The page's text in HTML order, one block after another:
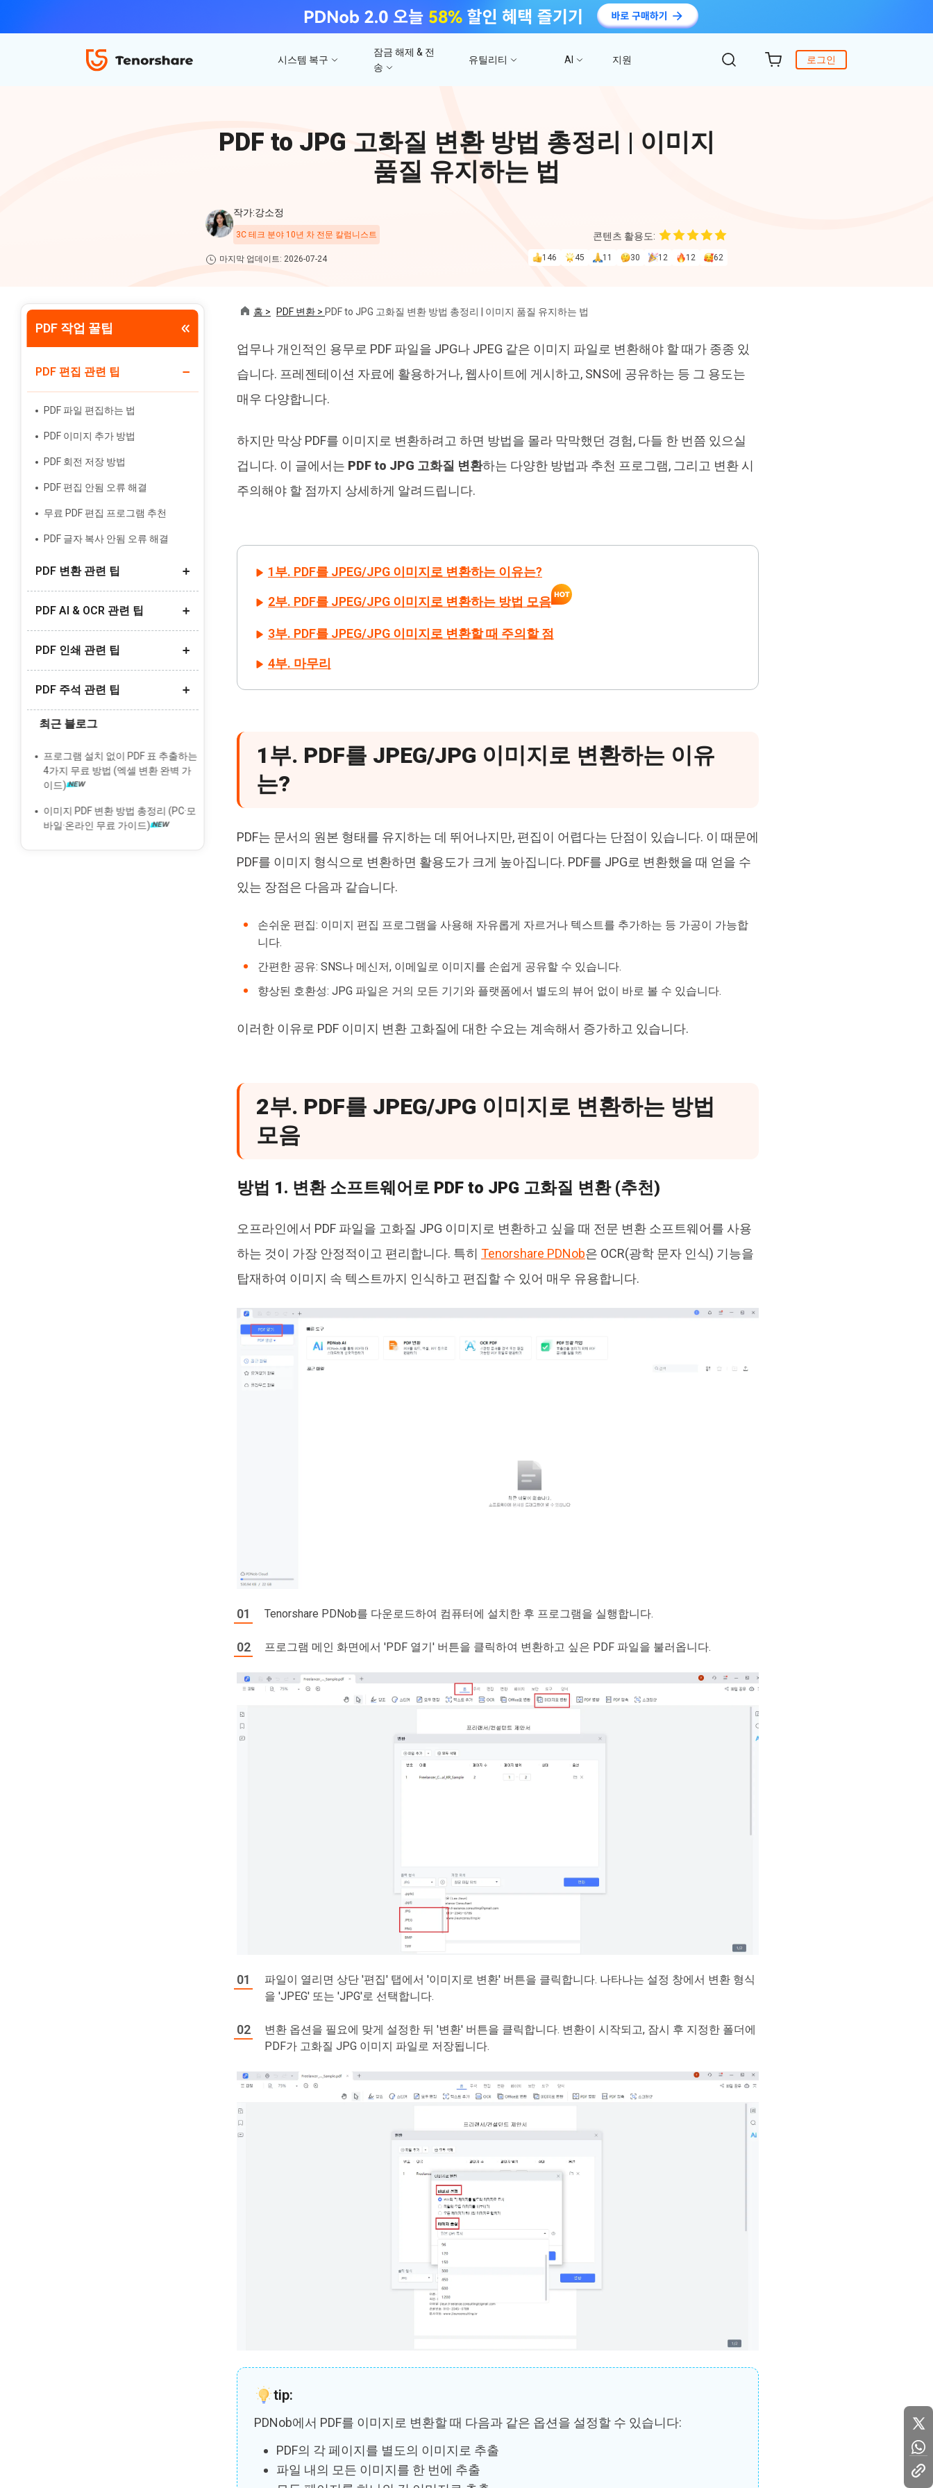
iAnyGo
로그인
시스템 복구
iOS 18 베타 포함 150개 이상 iOS 시스템 이
아이폰/아이패드 데이터 복구&
iTunes/iCloud 백업 복구
아이폰/안드로이드 WhatsApp 데이터 복구
ReiBoot - Android 시스템 복구
A-B-C 처럼 안드로이드 시스템 복구 Win/ Mac에서 삭제된 파일 복원
잠금 해제 & 전
송
비밀번호 없이 아이폰/아이패드 잠금해제
안드로이드 아이폰 간에 WhatsApp 데이터
전송
간편한 iOS 데이터 백업 및 관리
4uKey - 안드로이드 잠금 해제
안드로이드 화면 비밀번호&구글 락 제거 안드로이드 아이폰으로 데이터 전송
유틸리티
탈옥 필요없이 위치 조작하기 iTunes 백업 암호 잠금 풀기 몇 분 안에 윈도 문제 해결
간단하고 안전한 시스템 마이그레이션 도구
맥에서 Al를 사용하여 PDF 편집 및 관리
4DDiG 중복 파일 삭제기
AI로 중복 파일 찾기 및 삭제
Tenorshare Cleamio
올인원 맥 정리 & 최적화 도구
AI
4DDIG 비디오 복구
AI로 손상된 비디오 복원
PixPretty AI Photo Editor
무료 AI 사진 편집 도구
지원
문의하기
구독 갱신
PDF to JPG 고화질 변환 방법 총정리 | 이미지
품질 유지하는 법
작가:강소정
3C 테크 분야 10년 차 전문 칼럼니스트
마지막 업데이트: 2026-07-24
콘텐츠 활용도:
146 45 11 30 12 12 62
PDF 작업 꿀팁
PDF 편집 관련 팁
PDF 파일 편집하는 법
PDF 이미지 추가 방법
PDF 회전 저장 방법
PDF 편집 안됨 오류 해결
무료 PDF 편집 프로그램 추천
PDF 글자 복사 안됨 오류 해결
PDF 변환 관련 팁
PDF 링크(URL) 만들기 방법
한글 PDF 변환 방법
한글 PDF 변환 오류 해결
PDF AI & OCR 관련 팁
무료 PDF 요약 AI 도구 추천
딥시크 DeepSeek AI OCR 리뷰
PDF 인쇄 관련 팁
여러 PDF 한번에 인쇄
PDF 소책자 양면 인쇄 하는 법
PDF 주석 관련 팁
PDF에 주석/댓글 추가
PDF에 메모 추가
PDF 형광펜 안될 때 해결법
PDF 서명 넣기 방법
최근 블로그
프로그램 설치 없이 PDF 표 추출하는
4가지 무료 방법 (엑셀 변환 완벽 가
이드)
이미지 PDF 변환 방법 총정리 (PC·모
바일·온라인 무료 가이드)
홈 > PDF 변환 > PDF to JPG 고화질 변환 방법 총정리 | 이미지 품질 유지하는 법
업무나 개인적인 용무로 PDF 파일을 JPG나 JPEG 같은 이미지 파일로 변환해야 할 때가 종종 있
습니다. 프레젠테이션 자료에 활용하거나, 웹사이트에 게시하고, SNS에 공유하는 등 그 용도는
매우 다양합니다.
하지만 막상 PDF를 이미지로 변환하려고 하면 방법을 몰라 막막했던 경험, 다들 한 번쯤 있으실
겁니다. 이 글에서는 PDF to JPG 고화질 변환하는 다양한 방법과 추천 프로그램, 그리고 변환 시
주의해야 할 점까지 상세하게 알려드립니다.
1부. PDF를 JPEG/JPG 이미지로 변환하는 이유는?
2부. PDF를 JPEG/JPG 이미지로 변환하는 방법 모음
3부. PDF를 JPEG/JPG 이미지로 변환할 때 주의할 점
4부. 마무리
1부. PDF를 JPEG/JPG 이미지로 변환하는 이유
는?
PDF는 문서의 원본 형태를 유지하는 데 뛰어나지만, 편집이 어렵다는 단점이 있습니다. 이 때문에
PDF를 이미지 형식으로 변환하면 활용도가 크게 높아집니다. PDF를 JPG로 변환했을 때 얻을 수
있는 장점은 다음과 같습니다.
손쉬운 편집: 이미지 편집 프로그램을 사용해 자유롭게 자르거나 텍스트를 추가하는 등 가공이 가능합
니다.
간편한 공유: SNS나 메신저, 이메일로 이미지를 손쉽게 공유할 수 있습니다.
향상된 호환성: JPG 파일은 거의 모든 기기와 플랫폼에서 별도의 뷰어 없이 바로 볼 수 있습니다.
이러한 이유로 PDF 이미지 변환 고화질에 대한 수요는 계속해서 증가하고 있습니다.
2부. PDF를 JPEG/JPG 이미지로 변환하는 방법
모음
방법 1. 변환 소프트웨어로 PDF to JPG 고화질 변환 (추천)
오프라인에서 PDF 파일을 고화질 JPG 이미지로 변환하고 싶을 때 전문 변환 소프트웨어를 사용
하는 것이 가장 안정적이고 편리합니다. 특히 Tenorshare PDNob은 OCR(광학 문자 인식) 기능을
탑재하여 이미지 속 텍스트까지 인식하고 편집할 수 있어 매우 유용합니다.
Tenorshare PDNob를 다운로드하여 컴퓨터에 설치한 후 프로그램을 실행합니다.
프로그램 메인 화면에서 'PDF 열기' 버튼을 클릭하여 변환하고 싶은 PDF 파일을 불러옵니다.
파일이 열리면 상단 '편집' 탭에서 '이미지로 변환' 버튼을 클릭합니다. 나타나는 설정 창에서 변환 형식
을 'JPEG' 또는 'JPG'로 선택합니다.
변환 옵션을 필요에 맞게 설정한 뒤 '변환' 버튼을 클릭합니다. 변환이 시작되고, 잠시 후 지정한 폴더에
PDF가 고화질 JPG 이미지 파일로 저장됩니다.
tip:
PDNob에서 PDF를 이미지로 변환할 때 다음과 같은 옵션을 설정할 수 있습니다:
PDF의 각 페이지를 별도의 이미지로 추출
파일 내의 모든 이미지를 한 번에 추출